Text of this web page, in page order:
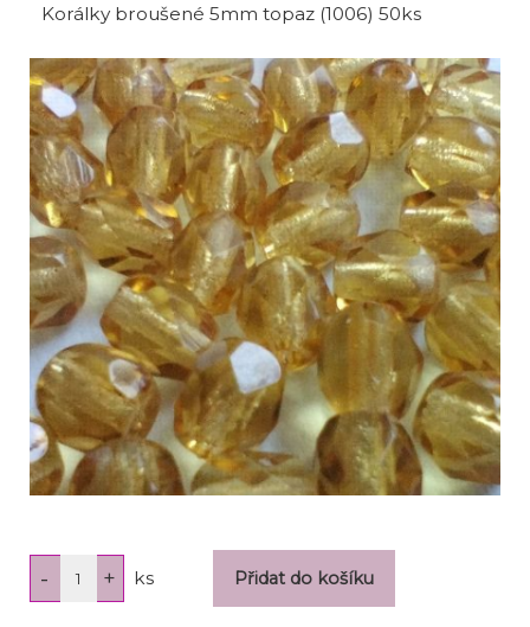
Korálky broušené 5mm topaz (1006) 50ks
ks